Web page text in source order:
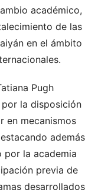
académico,
de las
en el ámbito
Pugh
la disposición
en mecanismos
además
por la academia
previa de
desarrollados